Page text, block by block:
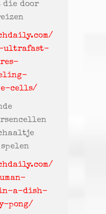
die door
ultrafast-
cells/
a-dish-
pong/